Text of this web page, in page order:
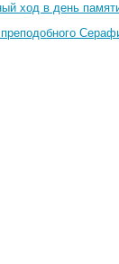
ход в день